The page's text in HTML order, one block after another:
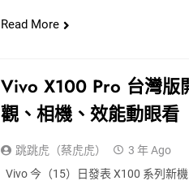
Read More
Vivo X100 Pro 台灣版
觀、相機、效能動眼看
跳跳虎（蔡虎虎）
3 年 Ago
Vivo 今（15）日發表 X100 系列新